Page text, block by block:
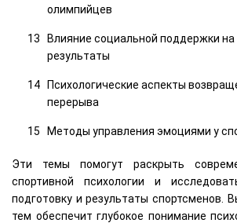
олимпийцев
Влияние социальной поддержки
результаты
Психологические аспекты
перерыва
Методы управления эмоциями у
Эти темы помогут раскрыть
спортивной психологии и
подготовку и результаты спортсменов.
тем обеспечит глубокое понимание